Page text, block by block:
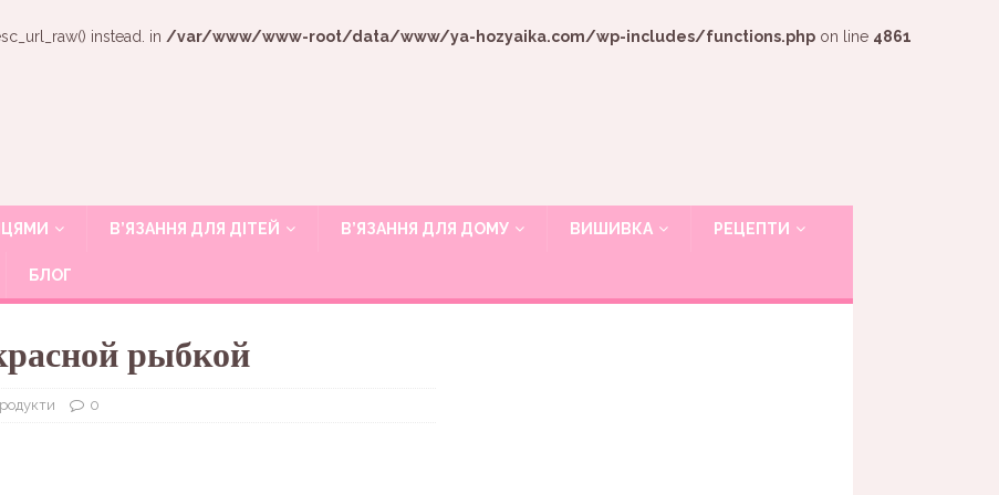
instead. in /var/www/www-root/data/www/ya-hozyaika.com/wp-includes/functions.php on line 4861
В’ЯЗАННЯ ДЛЯ ДІТЕЙ В’ЯЗАННЯ ДЛЯ ДОМУ ВИШИВКА РЕЦЕПТИ
БЛОГ
рыбкой
0